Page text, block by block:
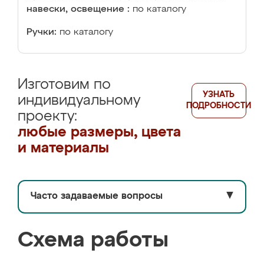
навески, освещение : по каталогу
Ручки: по каталогу
Изготовим по
индивидуальному
проекту:
любые размеры, цвета
и материалы
УЗНАТЬ
ПОДРОБНОСТИ
Часто задаваемые вопросы ▼
Схема работы